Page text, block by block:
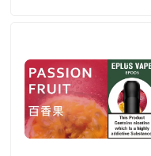
Videos
Over ons